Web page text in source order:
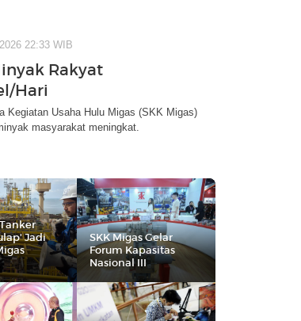
22:33 WIB
Rakyat
Hari
Kegiatan Usaha Hulu Migas (SKK Migas)
masyarakat meningkat.
Jadi
SKK Migas Gelar
Forum Kapasitas
Nasional III